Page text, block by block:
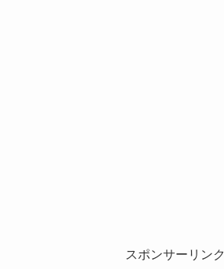
スポンサーリンク